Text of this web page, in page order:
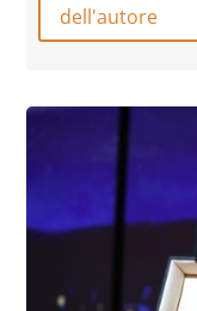
dell'autore